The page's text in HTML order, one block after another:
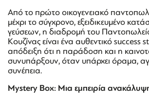
Από το πρώτο οικογενειακό
μέχρι το σύγχρονο, εξειδικευμένο
γεύσεων, η διαδρομή του
Κουζίνας είναι ένα αυθεντικό success
απόδειξη ότι η παράδοση και η
συνυπάρξουν, όταν υπάρχει όραμα,
συνέπεια.
Mystery Box: Μια εμπειρία